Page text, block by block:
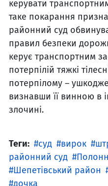
керувати
таке покарання
районний суд
правил безпеки
керує транспортним
потерпілій тяжкі
потерпілому –
визнавши її винною в
злочині.
Теги: суд вирок
районний суд
Шепетівський район
дочка